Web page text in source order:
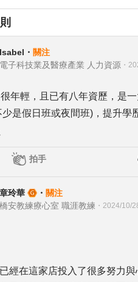
則
Isabel ・ 關注
電子科技業及醫療產業 人力資源 ・
年輕，且已有八年資歷，是
是假日班或夜間班)，提升學
拍手
章玲華 ・ 關注
橋安教練療心室 職涯教練 ・ 2024/10/
經在這家店投入了很多努力